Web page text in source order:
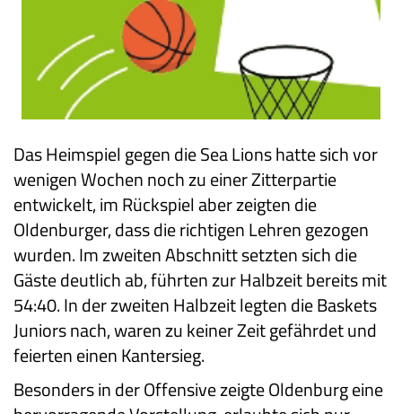
Das Heimspiel gegen die Sea Lions hatte sich vor
wenigen Wochen noch zu einer Zitterpartie
entwickelt, im Rückspiel aber zeigten die
Oldenburger, dass die richtigen Lehren gezogen
wurden. Im zweiten Abschnitt setzten sich die
Gäste deutlich ab, führten zur Halbzeit bereits mit
54:40. In der zweiten Halbzeit legten die Baskets
Juniors nach, waren zu keiner Zeit gefährdet und
feierten einen Kantersieg.
Besonders in der Offensive zeigte Oldenburg eine